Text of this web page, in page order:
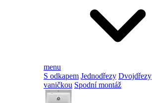
menu
S odkapem Jednodřezy Dvojdřezy
vaničkou Spodní montáž